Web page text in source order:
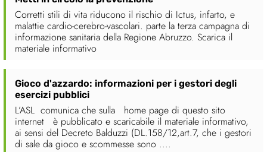
Corretti stili di vita riducono il rischio di Ictus, infarto, e
malattie cardio-cerebro-vascolari. parte la terza campagna di
informazione sanitaria della Regione Abruzzo. Scarica il
materiale informativo
Gioco d'azzardo: informazioni per i gestori degli
esercizi pubblici
L’ASL comunica che sulla home page di questo sito
internet è pubblicato e scaricabile il materiale informativo,
ai sensi del Decreto Balduzzi (DL.158/12,art.7, che i gestori
di sale da gioco e scommesse sono ....